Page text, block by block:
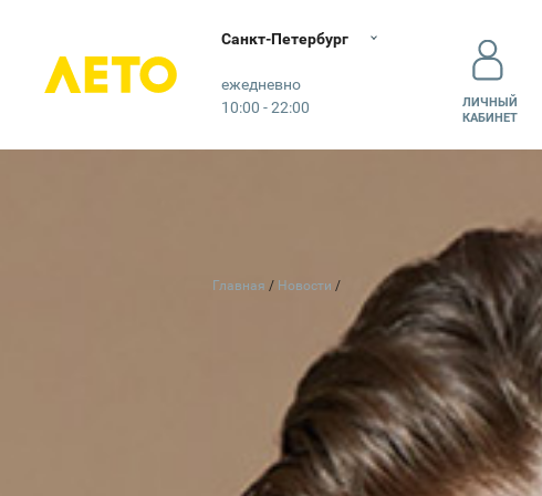
Лето
Санкт-Петербург
ежедневно
10:00 - 22:00
ЛИЧНЫЙ
КАБИНЕТ
КИНО
Главная Новости